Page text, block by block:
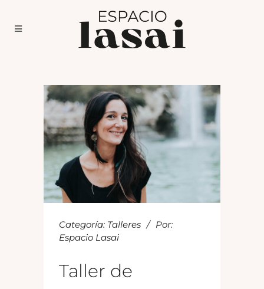
Categoría: Talleres
Por:
Espacio Lasai
Taller de